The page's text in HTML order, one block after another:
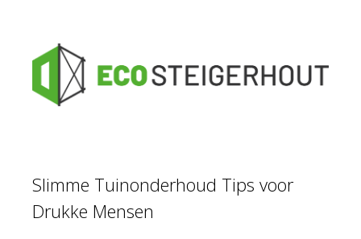
Slimme Tuinonderhoud Tips voor
Drukke Mensen